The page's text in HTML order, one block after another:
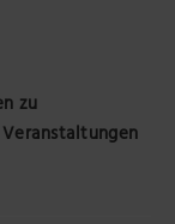
zu